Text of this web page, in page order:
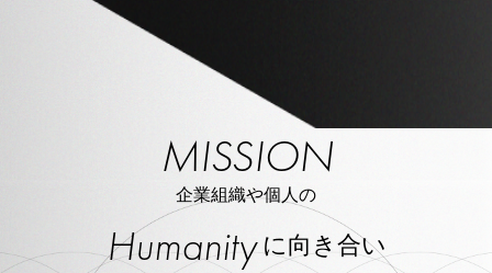
MISSION
企業組織や個人の
Humanityに向き合い